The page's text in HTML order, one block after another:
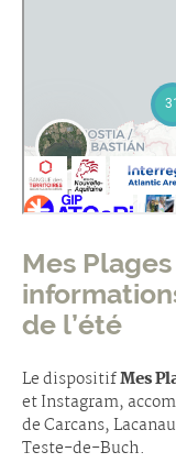
Mes
de l’été
Le dispositifMes
et Instagram,
de Carcans,
Teste-de-Buch.